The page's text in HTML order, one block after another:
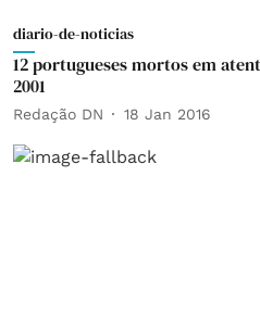
diario-de-noticias
12 portugueses mortos em
2001
Redação DN 18 Jan 2016